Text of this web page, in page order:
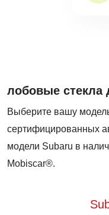
лобовые стекла
Выберите вашу
сертифицированных
модели Subaru в
Mobiscar®.